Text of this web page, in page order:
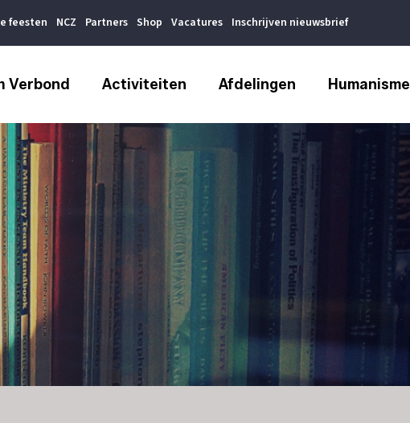
feesten NCZ Partners Shop Vacatures Inschrijven nieuwsbrief
Verbond Activiteiten Afdelingen Humanisme